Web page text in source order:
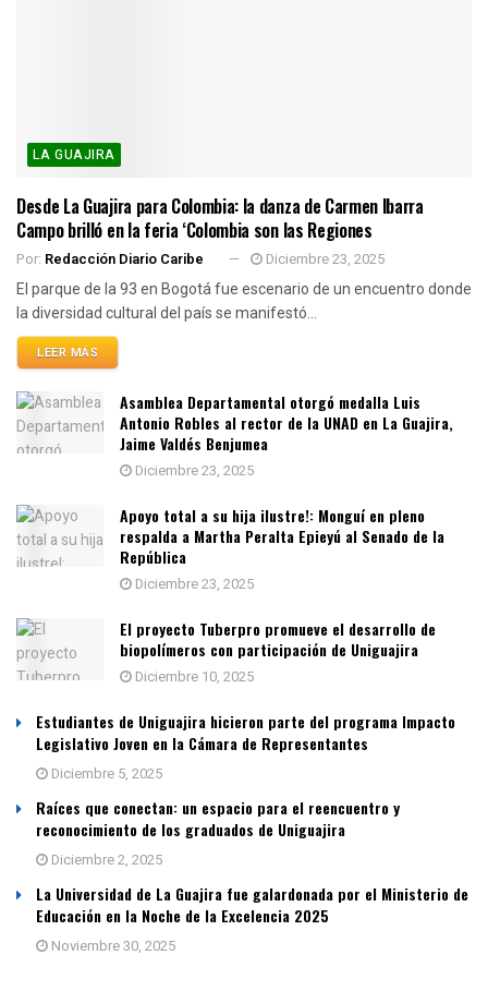
LA GUAJIRA
Desde La Guajira para Colombia: la danza de Carmen Ibarra
Campo brilló en la feria ‘Colombia son las Regiones
Por: Redacción Diario Caribe Diciembre 23, 2025
El parque de la 93 en Bogotá fue escenario de un encuentro donde
la diversidad cultural del país se manifestó...
LEER MÁS
Asamblea Departamental otorgó medalla Luis
Antonio Robles al rector de la UNAD en La Guajira,
Jaime Valdés Benjumea
Diciembre 23, 2025
Apoyo total a su hija ilustre!: Monguí en pleno
respalda a Martha Peralta Epieyú al Senado de la
República
Diciembre 23, 2025
El proyecto Tuberpro promueve el desarrollo de
biopolímeros con participación de Uniguajira
Diciembre 10, 2025
Estudiantes de Uniguajira hicieron parte del programa Impacto
Legislativo Joven en la Cámara de Representantes
Diciembre 5, 2025
Raíces que conectan: un espacio para el reencuentro y
reconocimiento de los graduados de Uniguajira
Diciembre 2, 2025
La Universidad de La Guajira fue galardonada por el Ministerio de
Educación en la Noche de la Excelencia 2025
Noviembre 30, 2025